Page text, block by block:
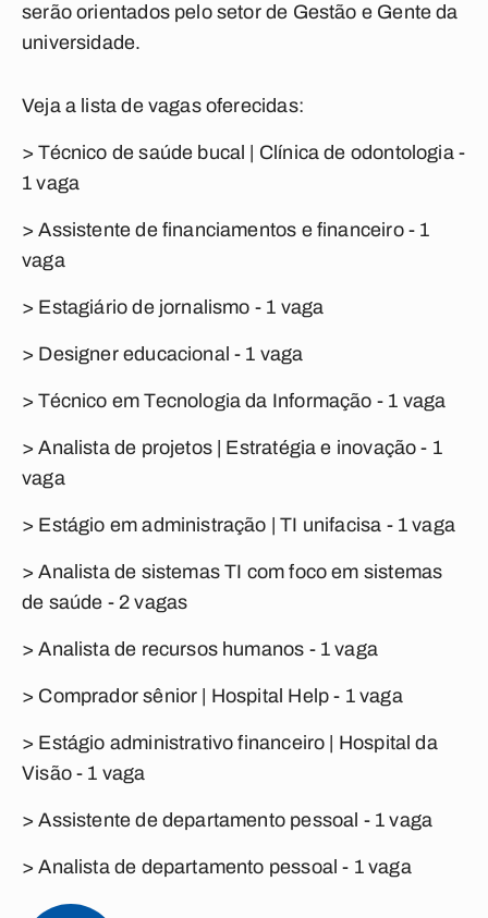
serão orientados pelo setor de Gestão e Gente da
universidade.
Veja a lista de vagas oferecidas:
> Técnico de saúde bucal | Clínica de odontologia -
1 vaga
> Assistente de financiamentos e financeiro - 1
vaga
> Estagiário de jornalismo - 1 vaga
> Designer educacional - 1 vaga
> Técnico em Tecnologia da Informação - 1 vaga
> Analista de projetos | Estratégia e inovação - 1
vaga
> Estágio em administração | TI unifacisa - 1 vaga
> Analista de sistemas TI com foco em sistemas
de saúde - 2 vagas
> Analista de recursos humanos - 1 vaga
> Comprador sênior | Hospital Help - 1 vaga
> Estágio administrativo financeiro | Hospital da
Visão - 1 vaga
> Assistente de departamento pessoal - 1 vaga
> Analista de departamento pessoal - 1 vaga